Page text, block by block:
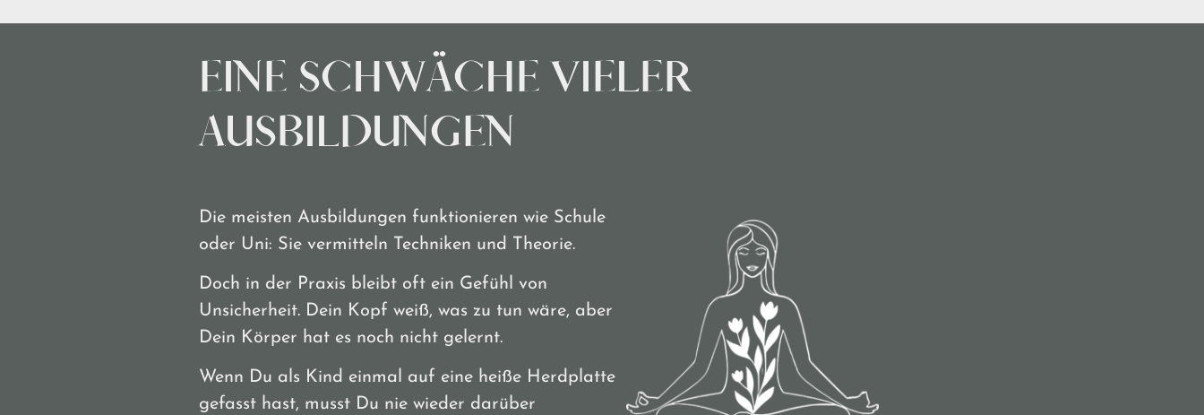
EINE SCHWÄCHE VIELER
AUSBILDUNGEN
Die meisten Ausbildungen funktionieren wie Schule
oder Uni: Sie vermitteln Techniken und Theorie.
Doch in der Praxis bleibt oft ein Gefühl von
Unsicherheit. Dein Kopf weiß, was zu tun wäre, aber
Dein Körper hat es noch nicht gelernt.
Wenn Du als Kind einmal auf eine heiße Herdplatte
gefasst hast, musst Du nie wieder darüber